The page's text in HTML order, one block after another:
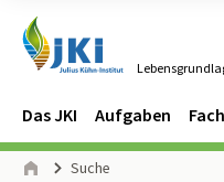
Navigation
Hauptmenü
Das JKI Aufgaben
Seitenpfad
Suche